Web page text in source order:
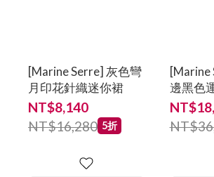
[Marine Serre] 灰色彎
月印花針織迷你裙
NT$8,140
NT$16,280 5折
[Marine
邊黑色